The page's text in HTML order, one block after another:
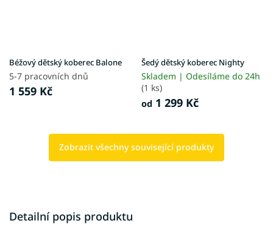
Béžový dětský koberec Balone
5-7 pracovních dnů
1 559 Kč
Šedý dětský koberec Nighty
Skladem | Odesíláme do 24h
(1 ks)
od 1 299 Kč
Zobrazit všechny související produkty
Detailní popis produktu